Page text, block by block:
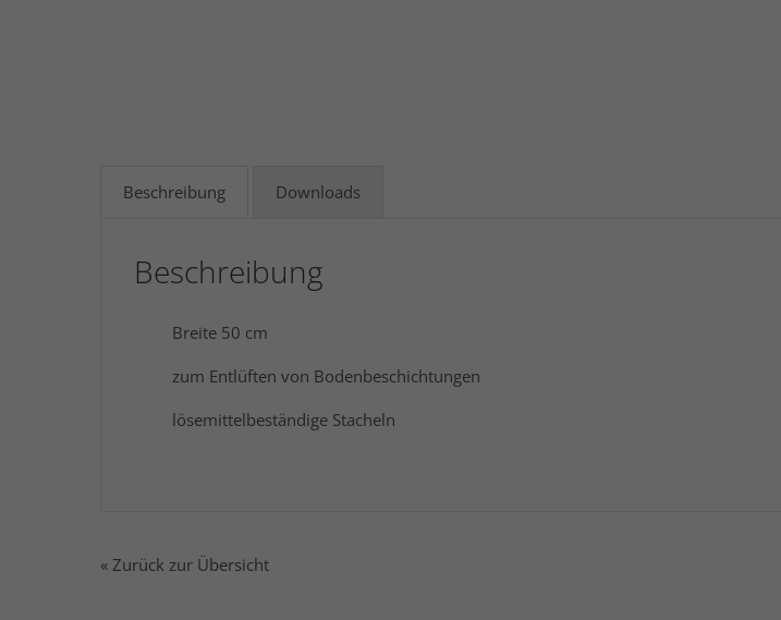
Beschreibung Downloads
Beschreibung
Breite 50 cm
zum Entlüften von Bodenbeschichtungen
lösemittelbeständige Stacheln
« Zurück zur Übersicht